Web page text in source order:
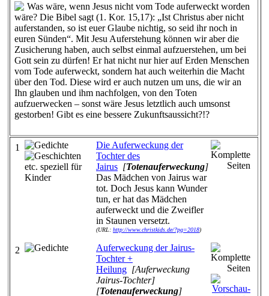
Was wäre, wenn Jesus nicht vom Tode auferweckt worden
wäre? Die Bibel sagt (1. Kor. 15,17): „Ist Christus aber nicht
auferstanden, so ist euer Glaube nichtig, so seid ihr noch in
euren Sünden“. Mit Jesu Auferstehung können wir aber die
Zusicherung haben, auch selbst einmal aufzuerstehen, um bei
Gott sein zu dürfen! Er hat nicht nur hier auf Erden Menschen
vom Tode auferweckt, sondern hat auch weiterhin die Macht
über den Tod. Diese wird er auch nutzen um uns, die wir an
Ihn glauben und ihm nachfolgen, von den Toten
aufzuerwecken – sonst wäre Jesus letztlich auch umsonst
gestorben! Gibt es eine bessere Zukunftsaussicht?!?
1
Die Auferweckung der
Tochter des
Jairus [Totenauferweckung]
Das Mädchen von Jairus war
tot. Doch Jesus kann Wunder
tun, er hat das Mädchen
auferweckt und die Zweifler
in Staunen versetzt.
(URL: http://www.christkids.de/?pg=2018)
2
Auferweckung der Jairus-
Tochter +
Heilung [Auferweckung
Jairus-Tochter]
[Totenauferweckung]